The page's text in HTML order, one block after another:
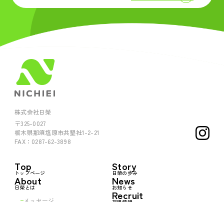
株式会社日榮
〒325-0027
栃木県那須塩原市共墾社1-2-21
FAX：0287-62-3898
Top
トップページ
About
日榮とは
メッセージ
Story
日榮の歩み
News
お知らせ
Recruit